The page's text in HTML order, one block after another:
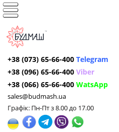
+38 (073) 65-66-400 Telegram
+38 (096) 65-66-400 Viber
+38 (066) 65-66-400 WatsApp
sales@budmash.ua
Графік: Пн-Пт з 8.00 до 17.00